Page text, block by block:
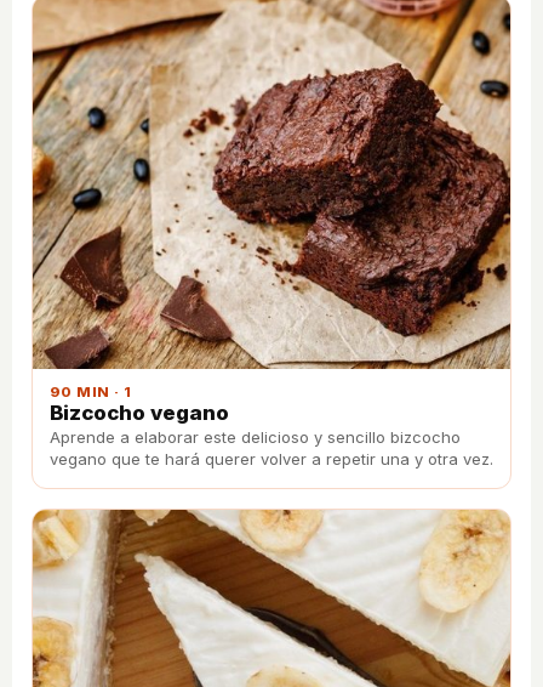
90 MIN · 1
Bizcocho vegano
Aprende a elaborar este delicioso y sencillo bizcocho
vegano que te hará querer volver a repetir una y otra vez.